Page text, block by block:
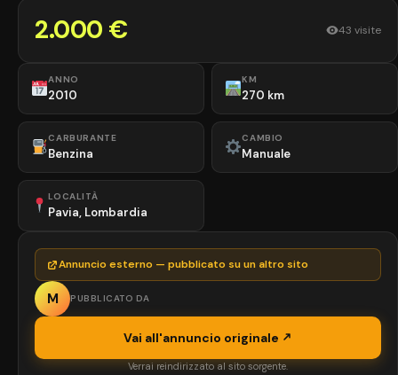
2.000 € 43 visite
ANNO
2010
KM
270 km
CARBURANTE
Benzina
CAMBIO
Manuale
LOCALITÀ
Pavia, Lombardia
Annuncio esterno — pubblicato su un altro sito
M PUBBLICATO DA
Vai all'annuncio originale
Verrai reindirizzato al sito sorgente.